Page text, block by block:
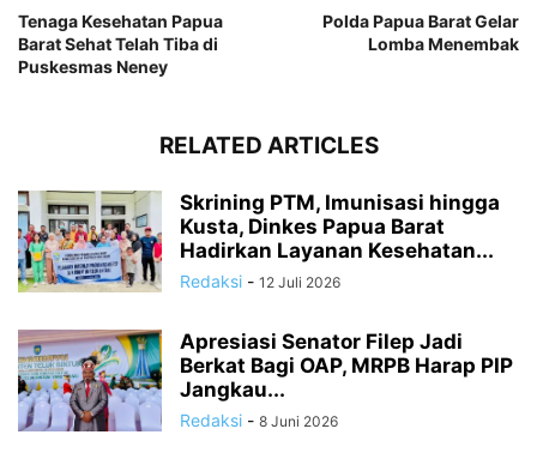
Tenaga Kesehatan Papua
Barat Sehat Telah Tiba di
Puskesmas Neney
Polda Papua Barat Gelar
Lomba Menembak
RELATED ARTICLES
Skrining PTM, Imunisasi hingga
Kusta, Dinkes Papua Barat
Hadirkan Layanan Kesehatan...
Redaksi - 12 Juli 2026
Apresiasi Senator Filep Jadi
Berkat Bagi OAP, MRPB Harap PIP
Jangkau...
Redaksi - 8 Juni 2026